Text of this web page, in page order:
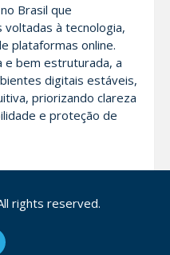
Brasil que
à tecnologia,
plataformas online.
e bem estruturada, a
digitais estáveis,
priorizando clareza
e proteção de
na
das tendências
transparência,
constante,
rights reserved.